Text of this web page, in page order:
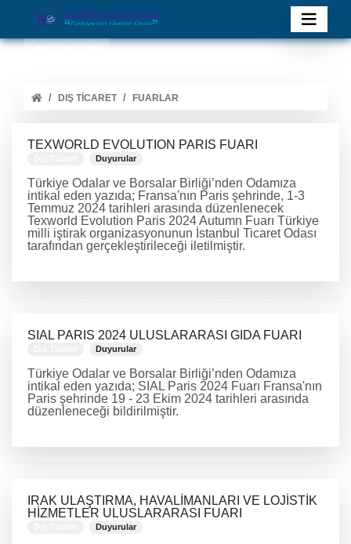
DIŞ TICARET FUARLAR
TEXWORLD EVOLUTION PARIS FUARI
Duyurular
Türkiye Odalar ve Borsalar Birliği’nden Odamıza
intikal eden yazıda; Fransa'nın Paris şehrinde, 1-3
Temmuz 2024 tarihleri arasında düzenlenecek
Texworld Evolution Paris 2024 Autumn Fuarı Türkiye
milli iştirak organizasyonunun İstanbul Ticaret Odası
tarafından gerçekleştirileceği iletilmiştir.
SIAL PARIS 2024 ULUSLARARASI GIDA FUARI
Duyurular
Türkiye Odalar ve Borsalar Birliği’nden Odamıza
intikal eden yazıda; SIAL Paris 2024 Fuarı Fransa'nın
Paris şehrinde 19 - 23 Ekim 2024 tarihleri arasında
düzenleneceği bildirilmiştir.
IRAK ULAŞTIRMA, HAVALİMANLARI VE LOJİSTİK
HİZMETLER ULUSLARARASI FUARI
Duyurular